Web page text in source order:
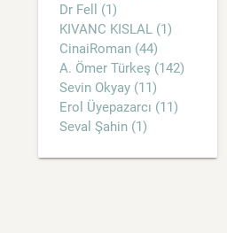
Dr Fell (1)
KIVANC KISLAL (1)
CinaiRoman (44)
A. Ömer Türkeş (142)
Sevin Okyay (11)
Erol Üyepazarcı (11)
Seval Şahin (1)